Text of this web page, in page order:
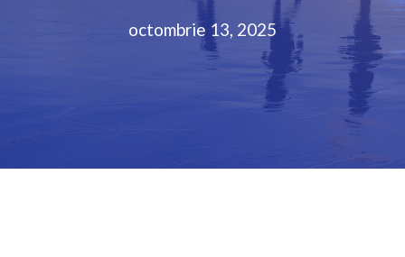
octombrie 13, 2025